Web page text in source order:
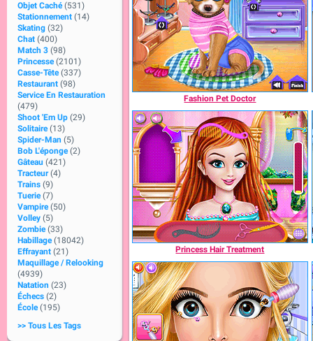
Objet Caché (531)
Stationnement (14)
Skating (32)
Chat (400)
Match 3 (98)
Princesse (2101)
Casse-Tête (337)
Restaurant (98)
Service En Restauration
(479)
Shoot 'Em Up (29)
Solitaire (13)
Spider-Man (5)
Bob L'éponge (2)
Gâteau (421)
Tracteur (4)
Trains (9)
Tuerie (7)
Vampire (50)
Volley (5)
Zombie (33)
Habillage (18042)
Effrayant (21)
Maquillage / Relooking
(4939)
Natation (23)
Échecs (2)
École (195)
>> Tous Les Tags
Fashion Pet Doctor
Princess Hair Treatment